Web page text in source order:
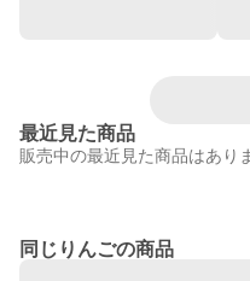
最近見た商品
販売中の最近見た商品はあり
同じりんごの商品